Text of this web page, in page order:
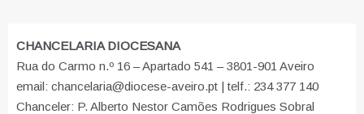
CHANCELARIA DIOCESANA
Rua do Carmo n.º 16 – Apartado 541 – 3801-901 Aveiro
email: chancelaria@diocese-aveiro.pt | telf.: 234 377 140
Chanceler: P. Alberto Nestor Camões Rodrigues Sobral